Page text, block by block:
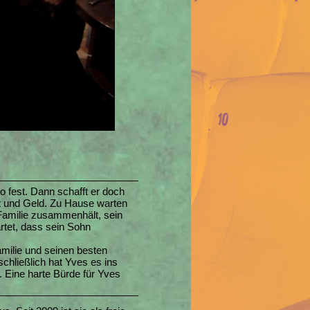
fest. Dann schafft er doch
Geld. Zu Hause warten
zusammenhält, sein
dass sein Sohn
und seinen besten
hat Yves es ins
harte Bürde für Yves